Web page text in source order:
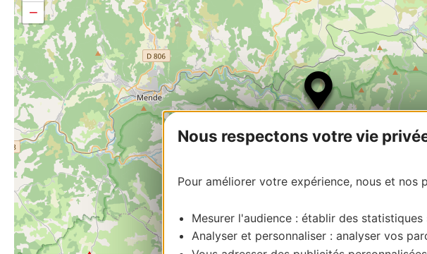
Nous respectons votre vie
Pour améliorer votre expérience, nous et
Mesurer l'audience : établir des
Analyser et personnaliser : analyser vos
−